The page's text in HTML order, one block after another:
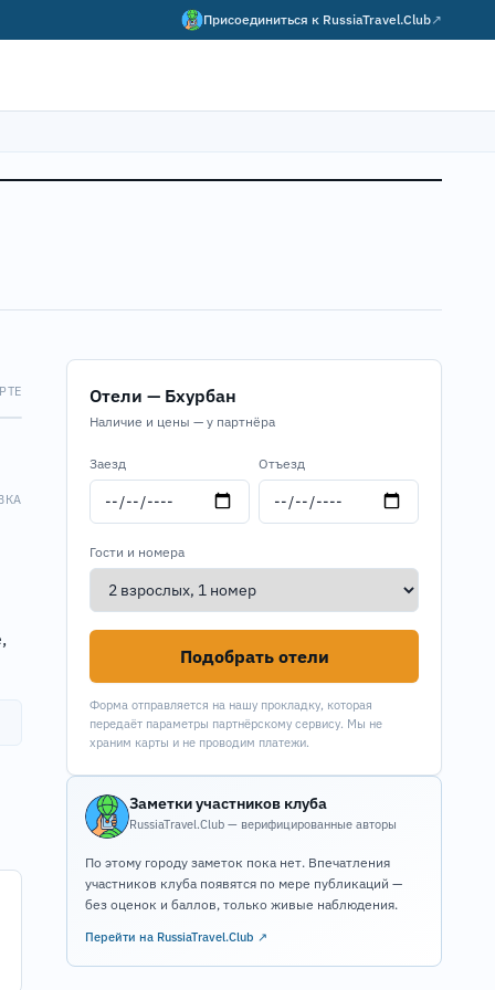
Присоединиться к RussiaTravel.Club↗
Отели — Бхурбан
Наличие и цены — у партнёра
Заезд Отъезд
Гости и номера
Подобрать отели
Форма отправляется на нашу прокладку, которая
передаёт параметры партнёрскому сервису. Мы не
храним карты и не проводим платежи.
Заметки участников клуба
RussiaTravel.Club — верифицированные авторы
По этому городу заметок пока нет. Впечатления
участников клуба появятся по мере публикаций —
без оценок и баллов, только живые наблюдения.
Перейти на RussiaTravel.Club ↗